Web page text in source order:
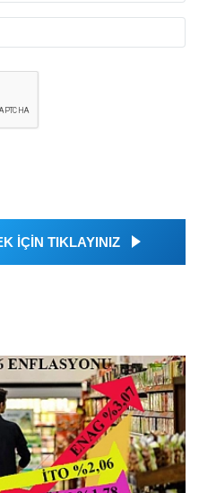
İÇİN TIKLAYINIZ